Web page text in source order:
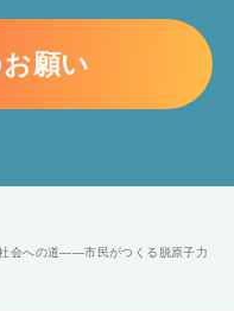
願い
会への道――市民がつくる脱原子力